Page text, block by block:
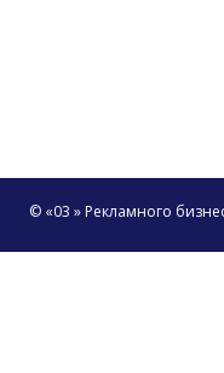
© «03 » Рекламного